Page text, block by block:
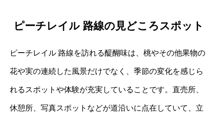
ピーチレイル 路線の見どころスポット
ピーチレイル 路線を訪れる醍醐味は、桃やその他果物の
花や実の連続した風景だけでなく、季節の変化を感じら
れるスポットや体験が充実していることです。直売所、
休憩所、写真スポットなどが道沿いに点在していて、立